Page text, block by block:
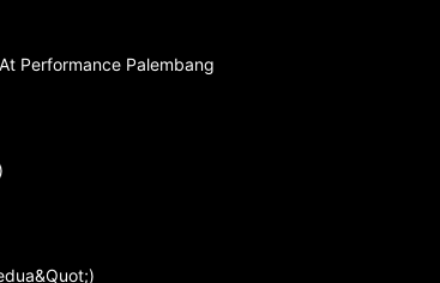
Performance Palembang